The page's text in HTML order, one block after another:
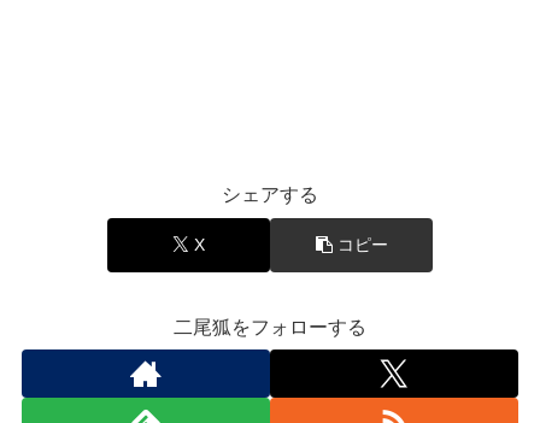
シェアする
X コピー
二尾狐をフォローする